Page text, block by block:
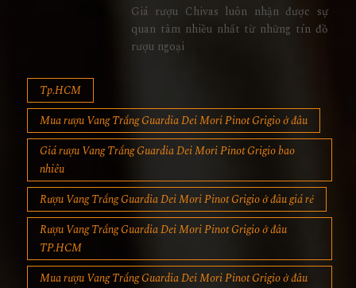
Giá rượu Chivas luôn nhận được sự
quan tâm nhiều nhất từ những tín đồ
rượu ngoại
Tp.HCM
Mua rượu Vang Trắng Guardia Dei Mori Pinot Grigio ở đâu
Giá rượu Vang Trắng Guardia Dei Mori Pinot Grigio bao
nhiêu
Rượu Vang Trắng Guardia Dei Mori Pinot Grigio ở đâu giá rẻ
Rượu Vang Trắng Guardia Dei Mori Pinot Grigio ở đâu
TP.HCM
Mua rượu Vang Trắng Guardia Dei Mori Pinot Grigio ở đâu